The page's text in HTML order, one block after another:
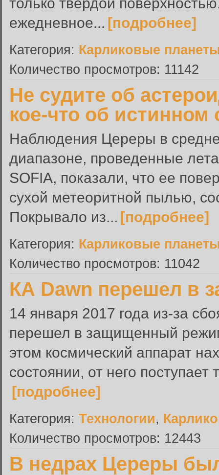
ежедневное... [подробнее]
Категория: Карликовые
Количество просмотров: 11142
Не судите об
кое-что об
Наблюдения Цереры в
диапазоне, проведенные
SOFIA, показали, что ее
сухой метеоритной пылью,
Покрывало из... [подробнее]
Категория: Карликовые
Количество просмотров: 11042
КА Dawn перешел в
14 января 2017 года из-за
перешел в защищенный
этом космический аппарат
состоянии, от него
[подробнее]
Категория: Технологии,
Количество просмотров: 12443
В недрах Цереры